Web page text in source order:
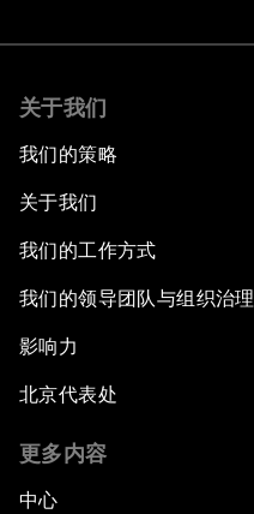
关于我们
我们的策略
关于我们
我们的工作方式
我们的领导团队与组织治理
影响力
北京代表处
更多内容
中心